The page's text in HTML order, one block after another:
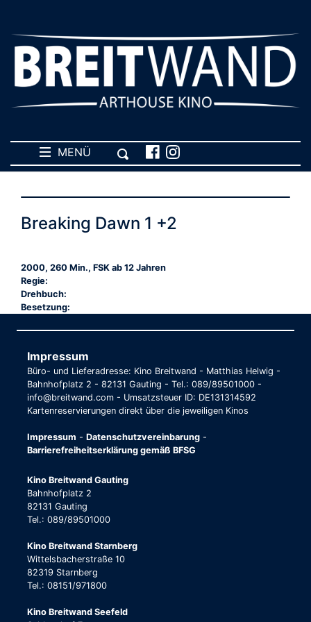
MENÜ
Breaking Dawn 1 +2
2000, 260 Min., FSK ab 12 Jahren
Regie:
Drehbuch:
Besetzung:
Impressum
Büro- und Lieferadresse: Kino Breitwand - Matthias Helwig -
Bahnhofplatz 2 - 82131 Gauting - Tel.: 089/89501000 -
info@breitwand.com - Umsatzsteuer ID: DE131314592
Kartenreservierungen direkt über die jeweiligen Kinos
Impressum - Datenschutzvereinbarung -
Barrierefreiheitserklärung gemäß BFSG
Kino Breitwand Gauting
Bahnhofplatz 2
82131 Gauting
Tel.: 089/89501000
Kino Breitwand Starnberg
Wittelsbacherstraße 10
82319 Starnberg
Tel.: 08151/971800
Kino Breitwand Seefeld